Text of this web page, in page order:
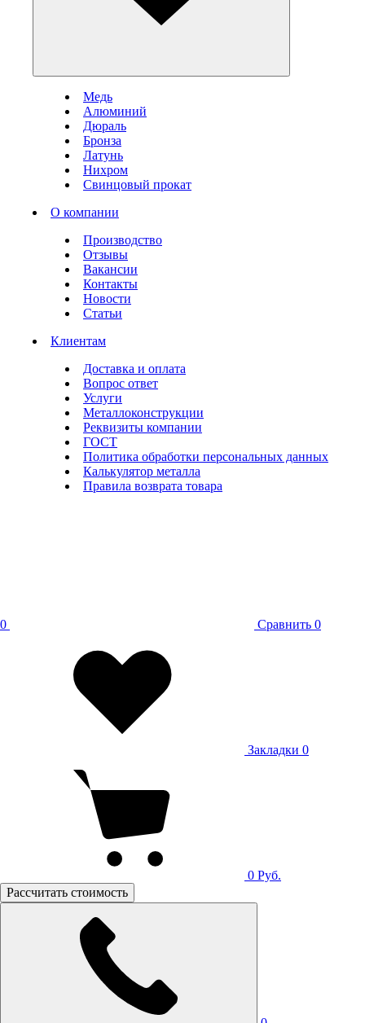
Медь
Алюминий
Дюраль
Бронза
Латунь
Нихром
Свинцовый прокат
О компании
Производство
Отзывы
Вакансии
Контакты
Новости
Статьи
Клиентам
Доставка и оплата
Вопрос ответ
Услуги
Металлоконструкции
Реквизиты компании
ГОСТ
Политика обработки персональных данных
Калькулятор металла
Правила возврата товара
0 Сравнить 0
Закладки 0
0 Руб.
Рассчитать стоимость